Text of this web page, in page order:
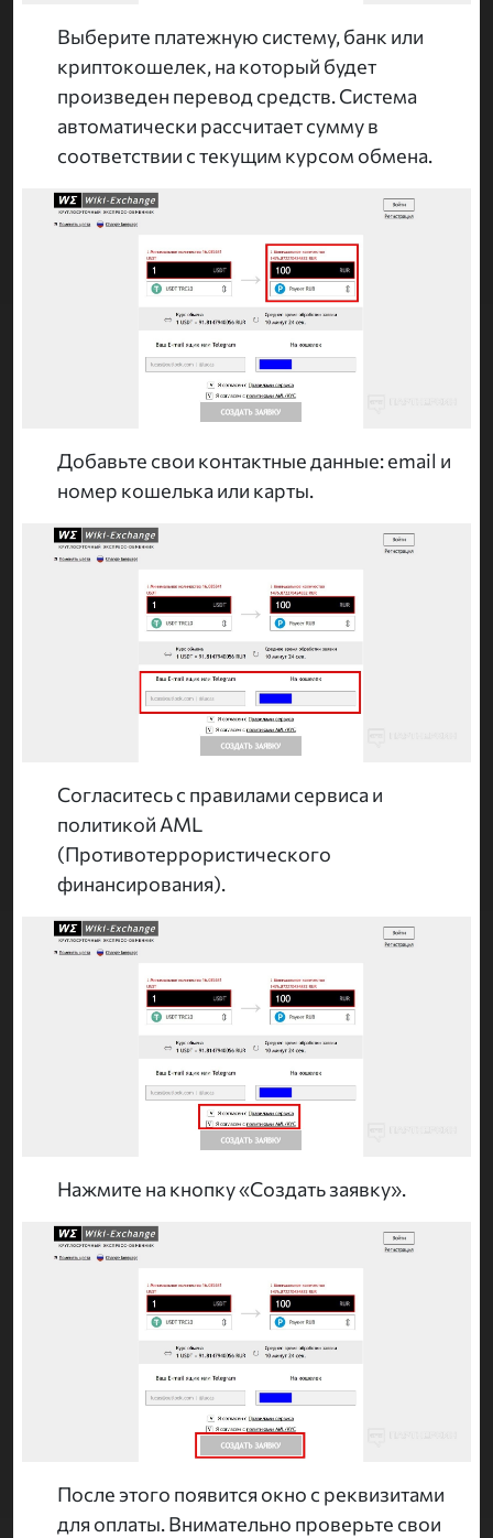
Выберите платежную систему, банк или
криптокошелек, на который будет
произведен перевод средств. Система
автоматически рассчитает сумму в
соответствии с текущим курсом обмена.
Добавьте свои контактные данные: email и
номер кошелька или карты.
Согласитесь с правилами сервиса и
политикой AML
(Противотеррористического
финансирования).
Нажмите на кнопку «Создать заявку».
После этого появится окно с реквизитами
для оплаты. Внимательно проверьте свои